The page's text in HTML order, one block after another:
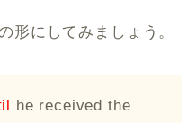
形にしてみましょう。
he received the